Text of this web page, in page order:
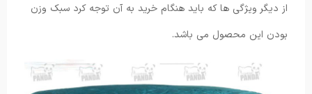
از دیگر ویژگی ها که باید هنگام خرید به آن توجه کرد سبک وزن
بودن این محصول می باشد.